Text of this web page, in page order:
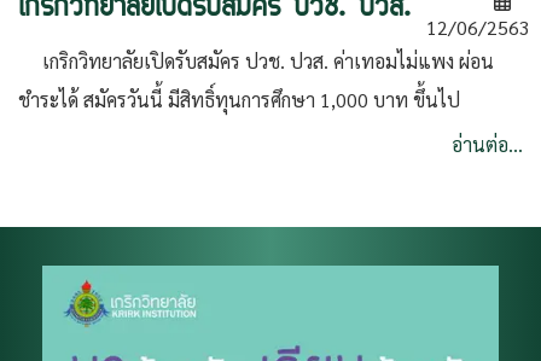
เกริกวิทยาลัยเปิดรับสมัคร ปวช. ปวส.
12/06/2563
เกริกวิทยาลัยเปิดรับสมัคร ปวช. ปวส. ค่าเทอมไม่แพง ผ่อน
ชำระได้ สมัครวันนี้ มีสิทธิ์ทุนการศึกษา 1,000 บาท ขึ้นไป
อ่านต่อ...